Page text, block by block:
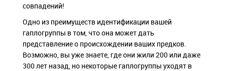
совпадений!
Одно из преимуществ идентификации вашей
гаплогруппы в том, что она может дать
представление о происхождении ваших предков.
Возможно, вы уже знаете, где они жили 200 или даже
300 лет назад, но некоторые гаплогруппы уходят в